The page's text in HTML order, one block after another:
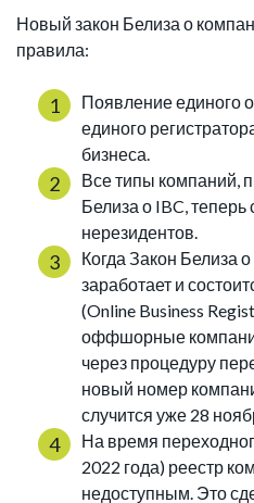
Новый закон Белиза о
правила:
Появление единого
единого
бизнеса.
Все типы компаний,
Белиза о IBC,
нерезидентов.
Когда Закон Белиза
заработает и
(Online Business
оффшорные
через процедуру
новый номер
случится уже 28
На время
2022 года) реестр
недоступным. Это